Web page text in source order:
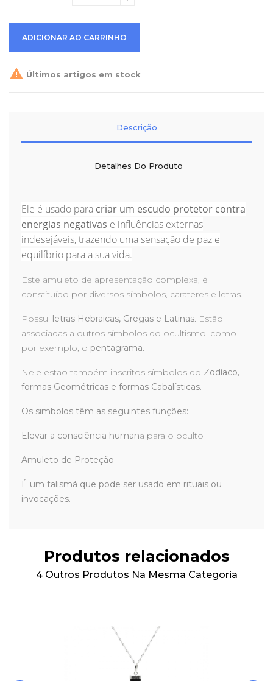
ADICIONAR AO CARRINHO
 Últimos artigos em stock
Descrição
Detalhes Do Produto
Ele é usado para criar um escudo protetor contra
energias negativas e influências externas
indesejáveis, trazendo uma sensação de paz e
equilíbrio para a sua vida.
Este amuleto de apresentação complexa, é
constituído por diversos símbolos, carateres e letras.
Possui letras Hebraicas, Gregas e Latinas. Estão
associadas a outros símbolos do ocultismo, como
por exemplo, o pentagrama.
Nele estão também inscritos símbolos do Zodíaco,
formas Geométricas e formas Cabalísticas.
Os simbolos têm as seguintes funções:
Elevar a consciência humana para o oculto
Amuleto de Proteção
É um talismã que pode ser usado em rituais ou
invocações.
Produtos relacionados
4 Outros Produtos Na Mesma Categoria